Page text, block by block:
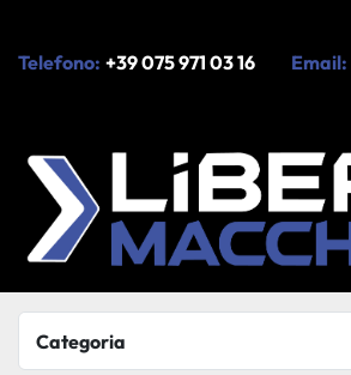
Telefono: +39 075 971 03 16 Email:
Categoria